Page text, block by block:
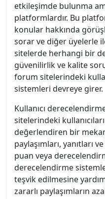
etkileşimde bulunma
platformlardır. Bu
konular hakkında
sorar ve diğer üyelerle
sitelerde herhangi bir
güvenilirlik ve kalite
forum sitelerindeki
sistemleri devreye girer.
Kullanıcı
sitelerindeki
değerlendiren bir
paylaşımları, yanıtları
puan veya
derecelendirme
teşvik edilmesine
zararlı paylaşımların